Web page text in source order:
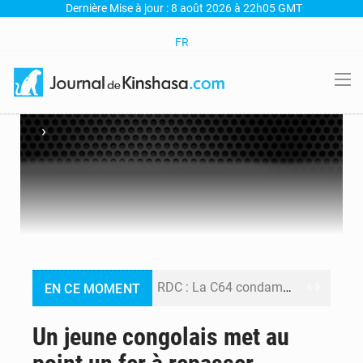
Dernière Mise à jour : 8 août 2026 à 22h05 GMT
FR
›
EN CE MOMENT RDC : La C64 condamne les attaques contre l’opposition et maintient la date butoir du 15 août pour la suite des manifestations
Un jeune congolais met au